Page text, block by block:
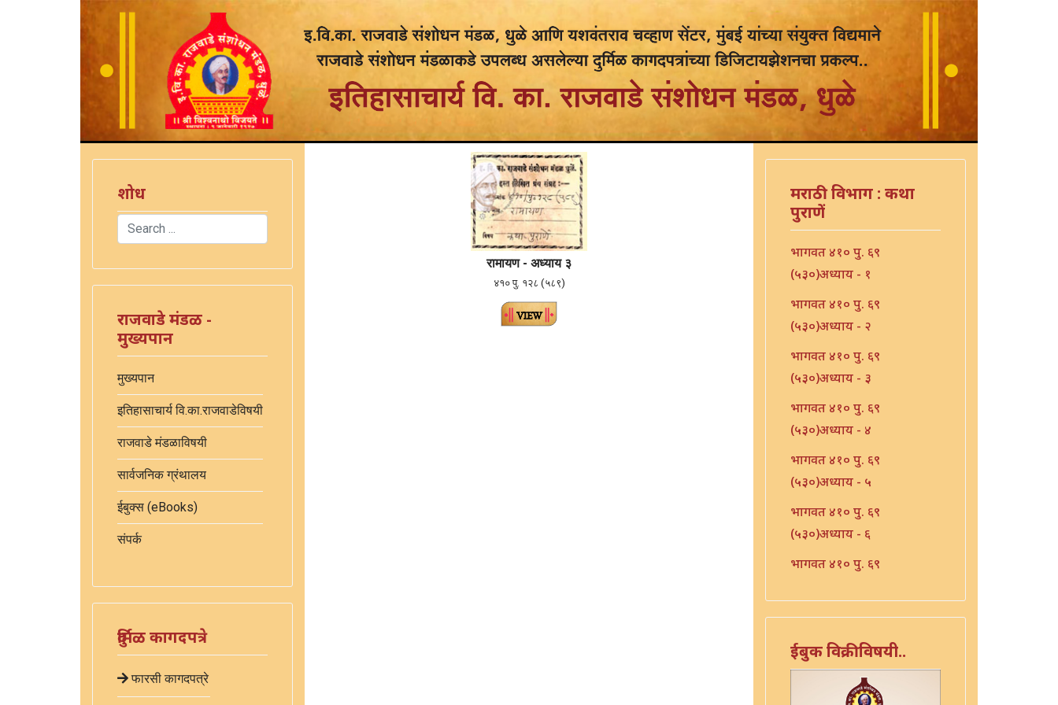
शोध
Search
राजवाडे मंडळ -
मुख्यपान
मुख्यपान
इतिहासाचार्य वि.का.राजवाडेविषयी
राजवाडे मंडळाविषयी
सार्वजनिक ग्रंथालय
ईबुक्स (eBooks)
संपर्क
दुर्मिळ कागदपत्रे
फारसी कागदपत्रे
रामायण - अध्याय ३
४१० पु. १२८ (५८९)
मराठी विभाग : कथा
पुराणें
भागवत ४१० पु. ६९
(५३०)अध्याय - १
भागवत ४१० पु. ६९
(५३०)अध्याय - २
भागवत ४१० पु. ६९
(५३०)अध्याय - ३
भागवत ४१० पु. ६९
(५३०)अध्याय - ४
भागवत ४१० पु. ६९
(५३०)अध्याय - ५
भागवत ४१० पु. ६९
(५३०)अध्याय - ६
भागवत ४१० पु. ६९
भारत - ४१० पु १०६ (५६७)
भारत - ४१० पु १०८(५६९)
भारत ४१० पु. ९०(५५१)
ईबुक विक्रीविषयी..